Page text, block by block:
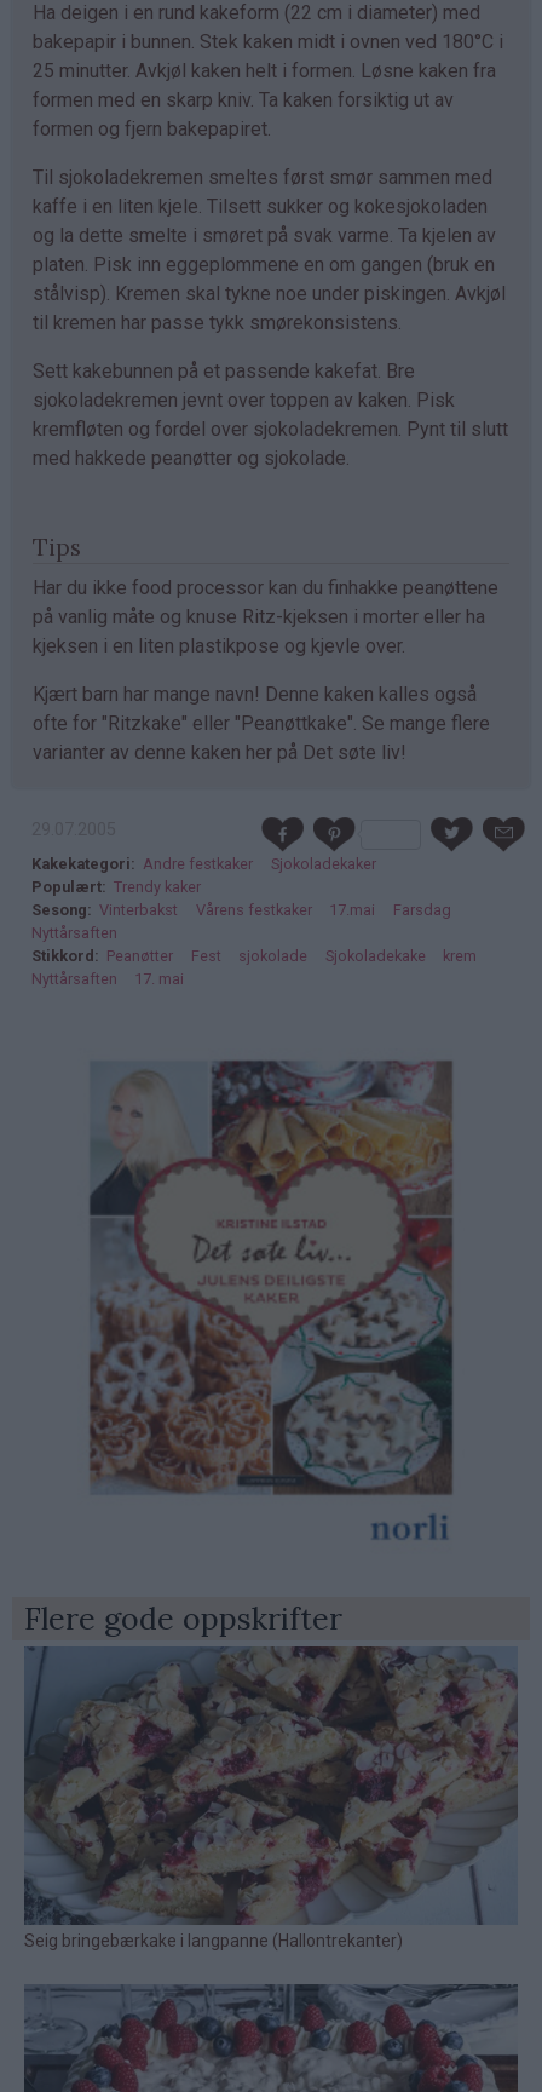
Ha deigen i en rund kakeform (22 cm i diameter) med
bakepapir i bunnen. Stek kaken midt i ovnen ved 180°C i
25 minutter. Avkjøl kaken helt i formen. Løsne kaken fra
formen med en skarp kniv. Ta kaken forsiktig ut av
formen og fjern bakepapiret.
Til sjokoladekremen smeltes først smør sammen med
kaffe i en liten kjele. Tilsett sukker og kokesjokoladen
og la dette smelte i smøret på svak varme. Ta kjelen av
platen. Pisk inn eggeplommene en om gangen (bruk en
stålvisp). Kremen skal tykne noe under piskingen. Avkjøl
til kremen har passe tykk smørekonsistens.
Sett kakebunnen på et passende kakefat. Bre
sjokoladekremen jevnt over toppen av kaken. Pisk
kremfløten og fordel over sjokoladekremen. Pynt til slutt
med hakkede peanøtter og sjokolade.
Tips
Har du ikke food processor kan du finhakke peanøttene
på vanlig måte og knuse Ritz-kjeksen i morter eller ha
kjeksen i en liten plastikpose og kjevle over.
Kjært barn har mange navn! Denne kaken kalles også
ofte for "Ritzkake" eller "Peanøttkake". Se mange flere
varianter av denne kaken her på Det søte liv!
Kakekategori Andre festkaker
Sjokoladekaker
Populært
Trendy kaker
Sesong
Vinterbakst Vårens festkaker 17.mai
Farsdag
Nyttårsaften
Stikkord
Peanøtter Fest sjokolade Sjokoladekake
krem
Nyttårsaften
17. mai